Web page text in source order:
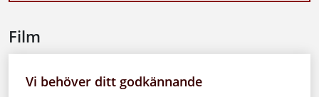
Film
Vi behöver ditt godkännande